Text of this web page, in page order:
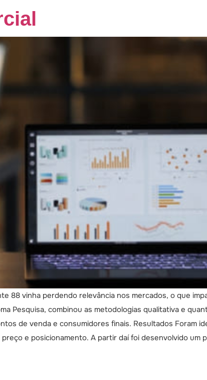
88 vinha perdendo relevância nos mercados, o que
Pesquisa, combinou as metodologias qualitativa e
de venda e consumidores finais. Resultados Foram
e posicionamento. A partir daí foi desenvolvido um